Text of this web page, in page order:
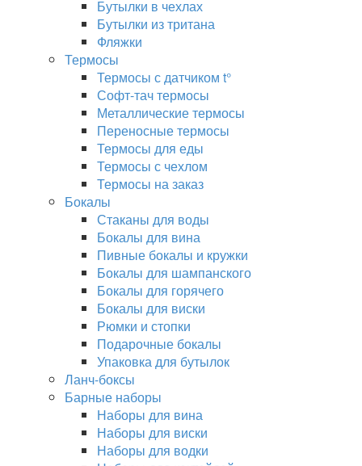
Бутылки в чехлах
Бутылки из тритана
Фляжки
Термосы
Термосы с датчиком t°
Софт-тач термосы
Металлические термосы
Переносные термосы
Термосы для еды
Термосы с чехлом
Термосы на заказ
Бокалы
Стаканы для воды
Бокалы для вина
Пивные бокалы и кружки
Бокалы для шампанского
Бокалы для горячего
Бокалы для виски
Рюмки и стопки
Подарочные бокалы
Упаковка для бутылок
Ланч-боксы
Барные наборы
Наборы для вина
Наборы для виски
Наборы для водки